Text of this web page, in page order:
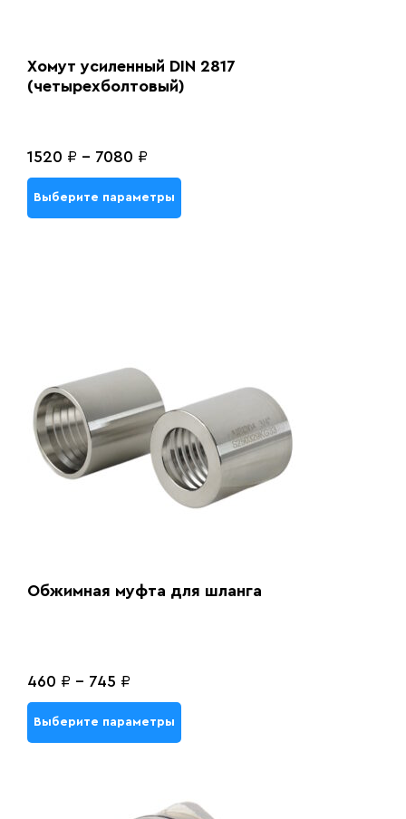
Хомут усиленный DIN 2817
(четырехболтовый)
1520 ₽ - 7080 ₽
Выберите параметры
Обжимная муфта для шланга
460 ₽ - 745 ₽
Выберите параметры